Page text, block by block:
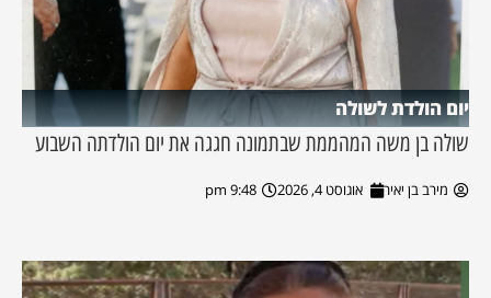
יום הולדת לשולה
שולה בן משה המהממת שבתמונה חגגה את יום הולדתה השבוע
מירב בן יאיר אוגוסט 4, 2026 9:48 pm